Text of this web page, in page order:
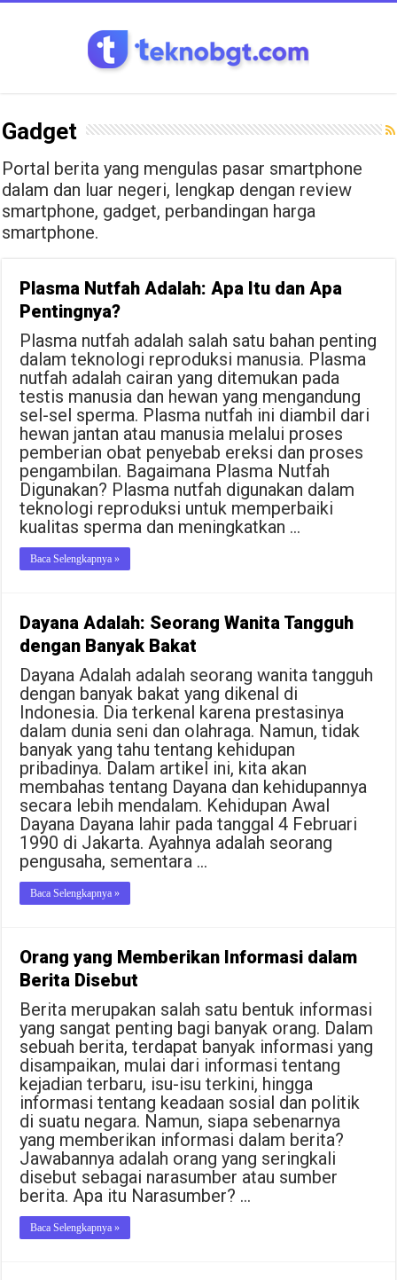
Gadget
Portal berita yang mengulas pasar smartphone
dalam dan luar negeri, lengkap dengan review
smartphone, gadget, perbandingan harga
smartphone.
Plasma Nutfah Adalah: Apa Itu dan Apa
Pentingnya?
Plasma nutfah adalah salah satu bahan penting
dalam teknologi reproduksi manusia. Plasma
nutfah adalah cairan yang ditemukan pada
testis manusia dan hewan yang mengandung
sel-sel sperma. Plasma nutfah ini diambil dari
hewan jantan atau manusia melalui proses
pemberian obat penyebab ereksi dan proses
pengambilan. Bagaimana Plasma Nutfah
Digunakan? Plasma nutfah digunakan dalam
teknologi reproduksi untuk memperbaiki
kualitas sperma dan meningkatkan …
Baca Selengkapnya »
Dayana Adalah: Seorang Wanita Tangguh
dengan Banyak Bakat
Dayana Adalah adalah seorang wanita tangguh
dengan banyak bakat yang dikenal di
Indonesia. Dia terkenal karena prestasinya
dalam dunia seni dan olahraga. Namun, tidak
banyak yang tahu tentang kehidupan
pribadinya. Dalam artikel ini, kita akan
membahas tentang Dayana dan kehidupannya
secara lebih mendalam. Kehidupan Awal
Dayana Dayana lahir pada tanggal 4 Februari
1990 di Jakarta. Ayahnya adalah seorang
pengusaha, sementara …
Baca Selengkapnya »
Orang yang Memberikan Informasi dalam
Berita Disebut
Berita merupakan salah satu bentuk informasi
yang sangat penting bagi banyak orang. Dalam
sebuah berita, terdapat banyak informasi yang
disampaikan, mulai dari informasi tentang
kejadian terbaru, isu-isu terkini, hingga
informasi tentang keadaan sosial dan politik
di suatu negara. Namun, siapa sebenarnya
yang memberikan informasi dalam berita?
Jawabannya adalah orang yang seringkali
disebut sebagai narasumber atau sumber
berita. Apa itu Narasumber? …
Baca Selengkapnya »